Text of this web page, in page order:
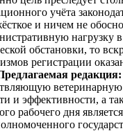
учёта
и ничем не
нагрузку
обстановки, то
регистрации
редакция:
ветеринарную
и эффективности, а
рабочего дня